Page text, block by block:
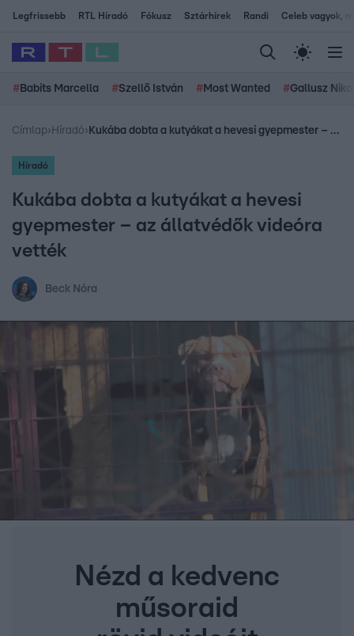
Legfrissebb RTL Híradó Fókusz Sztárhírek Randi Celeb vagyok,
# Babits Marcella #Szellő István # Most Wanted #Gallusz
Címlap› Híradó› Kukába dobta a kutyákat a hevesi gyepmester – az állatvédők videóra vették
Híradó
Kukába dobta a kutyákat a hevesi
gyepmester – az állatvédők videóra
vették
Beck Nóra
Nézd a kedvenc
műsoraid